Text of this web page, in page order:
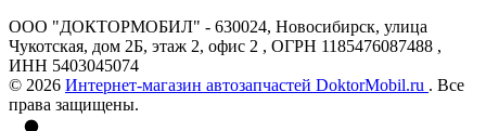
ООО "ДОКТОРМОБИЛ" - 630024, Новосибирск, улица
Чукотская, дом 2Б, этаж 2, офис 2 , ОГРН 1185476087488 ,
ИНН 5403045074
© 2026 Интернет-магазин автозапчастей DoktorMobil.ru . Все
права защищены.